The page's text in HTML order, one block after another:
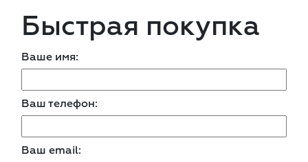
Быстрая покупка
Ваше имя:
Ваш телефон:
Ваш email: